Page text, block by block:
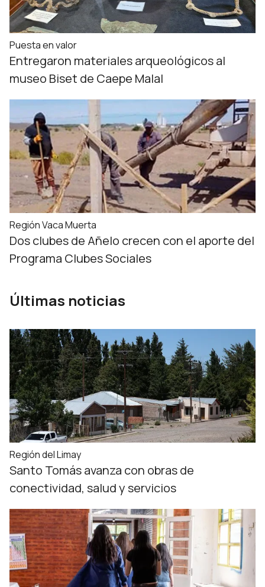
Puesta en valor
Entregaron materiales arqueológicos al
museo Biset de Caepe Malal
Región Vaca Muerta
Dos clubes de Añelo crecen con el aporte del
Programa Clubes Sociales
Últimas noticias
Región del Limay
Santo Tomás avanza con obras de
conectividad, salud y servicios